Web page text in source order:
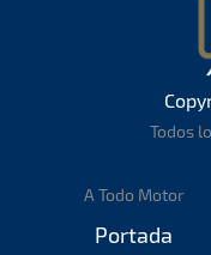
Todos
A Todo Motor
Portada